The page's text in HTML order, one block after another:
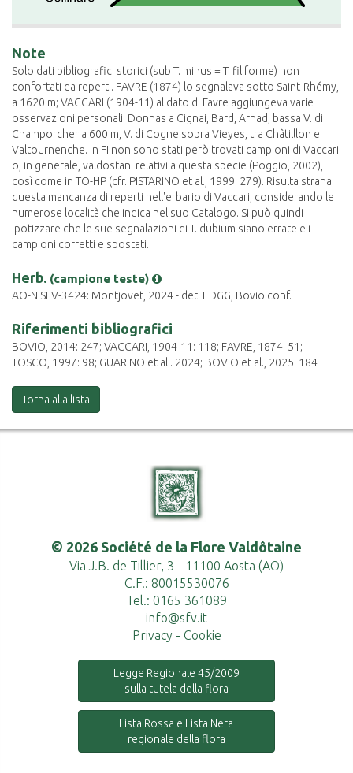
Note
Solo dati bibliografici storici (sub T. minus = T. filiforme) non
confortati da reperti. FAVRE (1874) lo segnalava sotto Saint-Rhémy,
a 1620 m; VACCARI (1904-11) al dato di Favre aggiungeva varie
osservazioni personali: Donnas a Cignai, Bard, Arnad, bassa V. di
Champorcher a 600 m, V. di Cogne sopra Vieyes, tra Châtilllon e
Valtournenche. In FI non sono stati però trovati campioni di Vaccari
o, in generale, valdostani relativi a questa specie (Poggio, 2002),
così come in TO-HP (cfr. PISTARINO et al., 1999: 279). Risulta strana
questa mancanza di reperti nell'erbario di Vaccari, considerando le
numerose località che indica nel suo Catalogo. Si può quindi
ipotizzare che le sue segnalazioni di T. dubium siano errate e i
campioni corretti e spostati.
Herb. (campione teste)
AO-N.SFV-3424: Montjovet, 2024 - det. EDGG, Bovio conf.
Riferimenti bibliografici
BOVIO, 2014: 247; VACCARI, 1904-11: 118; FAVRE, 1874: 51;
TOSCO, 1997: 98; GUARINO et al.. 2024; BOVIO et al., 2025: 184
Torna alla lista
© 2026 Société de la Flore Valdôtaine
Via J.B. de Tillier, 3 - 11100 Aosta (AO)
C.F.: 80015530076
Tel.: 0165 361089
info@sfv.it
Privacy - Cookie
Legge Regionale 45/2009
sulla tutela della flora
Lista Rossa e Lista Nera
regionale della flora